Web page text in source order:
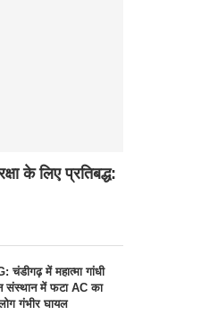
के लिए प्रतिबद्ध:
चंडीगढ़ में महात्मा गांधी
संस्थान में फटा AC का
गंभीर घायल